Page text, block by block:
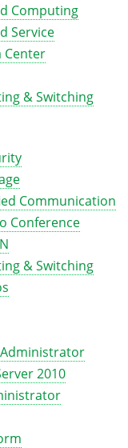
Computing
Service
Center
& Switching
Communication
Conference
& Switching
Administrator
2010